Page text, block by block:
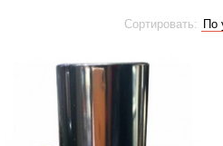
Сортировать: